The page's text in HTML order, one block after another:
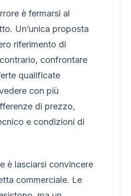
è fermarsi al
Un’unica proposta
riferimento di
confrontare
qualificate
con più
di prezzo,
e condizioni di
è lasciarsi convincere
commerciale. Le